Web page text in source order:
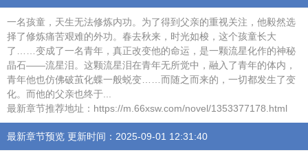
一名孩童，天生无法修炼内功。为了得到父亲的重视关注，他毅然选
择了修炼痛苦艰难的外功。春去秋来，时光如梭，这个孩童长大
了……变成了一名青年，真正改变他的命运，是一颗流星化作的神秘
晶石——流星泪。这颗流星泪在青年无所觉中，融入了青年的体内，
青年他也仿佛破茧化蝶一般蜕变……而随之而来的，一切都发生了变
化。而他的父亲也终于...
最新章节推荐地址：https://m.66xsw.com/novel/1353377178.html
最新章节预览 更新时间：2025-09-01 12:31:40